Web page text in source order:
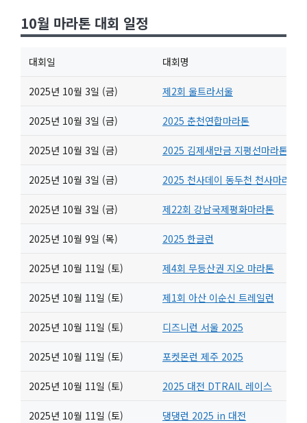
10월 마라톤 대회 일정
대회일 대회명
2025년 10월 3일 (금) 제2회 울트라서울
2025년 10월 3일 (금) 2025 춘천연합마라톤
2025년 10월 3일 (금) 2025 김제새만금 지평선마라톤
2025년 10월 3일 (금) 2025 천사데이 동두천 천사마라톤
2025년 10월 3일 (금) 제22회 강남국제평화마라톤
2025년 10월 9일 (목) 2025 한글런
2025년 10월 11일 (토) 제4회 무등산권 지오 마라톤
2025년 10월 11일 (토) 제1회 아산 이순신 트레일런
2025년 10월 11일 (토) 디즈니런 서울 2025
2025년 10월 11일 (토) 포켓몬런 제주 2025
2025년 10월 11일 (토) 2025 대전 DTRAIL 레이스
2025년 10월 11일 (토) 댕댕런 2025 in 대전